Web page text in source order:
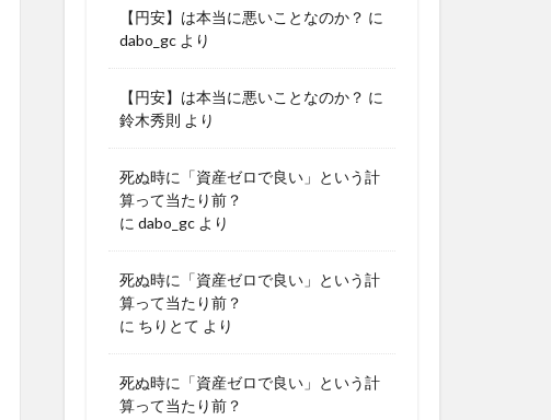
【円安】は本当に悪いことなのか？ に
dabo_gc より
【円安】は本当に悪いことなのか？ に
鈴木秀則 より
死ぬ時に「資産ゼロで良い」という計
算って当たり前？
に dabo_gc より
死ぬ時に「資産ゼロで良い」という計
算って当たり前？
に ちりとて より
死ぬ時に「資産ゼロで良い」という計
算って当たり前？